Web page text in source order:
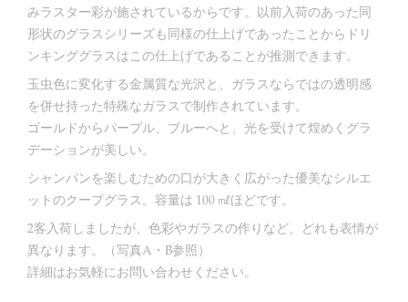
みラスター彩が施されているからです。以前入荷のあった同
形状のグラスシリーズも同様の仕上げであったことからドリ
ンキンググラスはこの仕上げであることが推測できます。
玉虫色に変化する金属質な光沢と、ガラスならではの透明感
を併せ持った特殊なガラスで制作されています。
ゴールドからパープル、ブルーへと、光を受けて煌めくグラ
デーションが美しい。
シャンパンを楽しむための口が大きく広がった優美なシルエ
ットのクープグラス。容量は 100 ㎖ほどです。
2客入荷しましたが、色彩やガラスの作りなど、どれも表情が
異なります。（写真A・B参照）
詳細はお気軽にお問い合わせください。